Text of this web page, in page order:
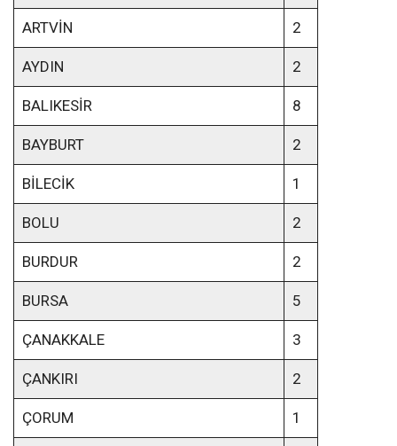
ARTVİN 2
AYDIN 2
BALIKESİR 8
BAYBURT 2
BİLECİK 1
BOLU 2
BURDUR 2
BURSA 5
ÇANAKKALE 3
ÇANKIRI 2
ÇORUM 1